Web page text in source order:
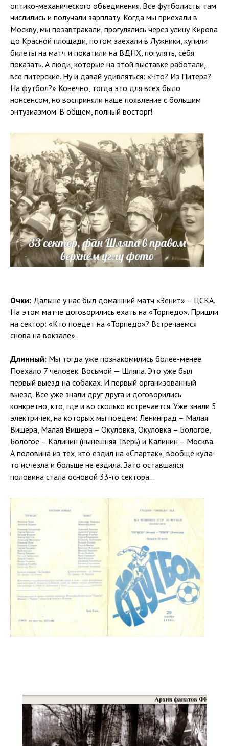
оптико-механического объединения. Все футболисты там
числились и получали зарплату. Когда мы приехали в
Москву, мы позавтракали, прогулялись через улицу Кирова
до Красной площади, потом заехали в Лужники, купили
билеты на матч и покатили на ВДНХ, погулять, себя
показать. А люди, которые на этой выставке работали,
все питерские. Ну и давай удивляться: «Что? Из Питера?
На футбол?» Конечно, тогда это для всех было
нонсенсом, но восприняли наше появление с большим
энтузиазмом. В общем, полный восторг!
Очки: Дальше у нас был домашний матч «Зенит» – ЦСКА.
На этом матче договорились ехать на «Торпедо». Пришли
на сектор: «Кто поедет на «Торпедо»? Встречаемся
снова на вокзале».
Длинный: Мы тогда уже познакомились более-менее.
Поехало 7 человек. Восьмой — Шляпа. Это уже был
первый выезд на собаках. И первый организованный
выезд. Все уже знали друг друга и договорились
конкретно, кто, где и во сколько встречается. Уже знали 5
электричек, на которых мы поедем: Ленинград – Малая
Вишера, Малая Вишера – Окуловка, Окуловка – Бологое,
Бологое – Калинин (нынешняя Тверь) и Калинин – Москва.
А половина из тех, кто ездил на «Спартак», вообще куда-
то исчезла и больше не ездила. Зато оставшаяся
половина стала основой 33-го сектора...